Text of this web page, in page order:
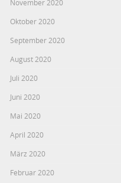
November 2020
Oktober 2020
September 2020
August 2020
Juli 2020
Juni 2020
Mai 2020
April 2020
März 2020
Februar 2020